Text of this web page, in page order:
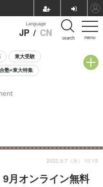
menu
Language
JP / CN search
東大受験
塾×東大特集
相談会
月オンライン無料
2022.9.7（水） 10:15